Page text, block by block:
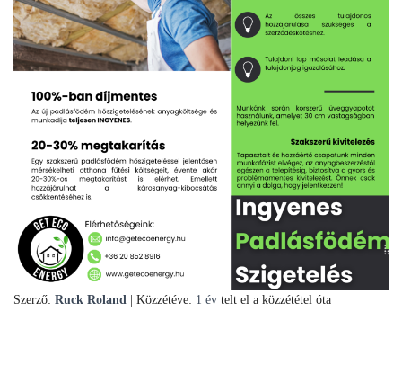
Szerző: Ruck Roland | Közzétéve: 1 év telt el a közzététel óta